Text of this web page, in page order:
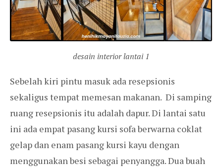
desain interior lantai 1
Sebelah kiri pintu masuk ada resepsionis
sekaligus tempat memesan makanan. Di samping
ruang resepsionis itu adalah dapur. Di lantai satu
ini ada empat pasang kursi sofa berwarna coklat
gelap dan enam pasang kursi kayu dengan
menggunakan besi sebagai penyangga. Dua buah